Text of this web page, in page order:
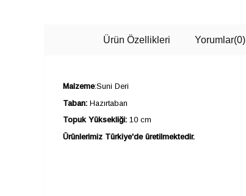
Ürün Özellikleri Yorumlar(0)
Malzeme:Suni Deri
Taban: Hazırtaban
Topuk Yüksekliği: 10 cm
Ürünlerimiz Türkiye'de üretilmektedir.